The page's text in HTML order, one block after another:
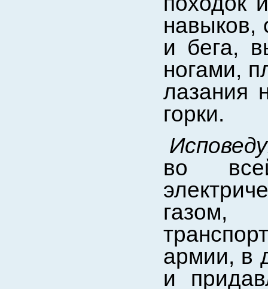
навыков,
и бега,
ногами,
лазания
горки.
во
армии, в
и